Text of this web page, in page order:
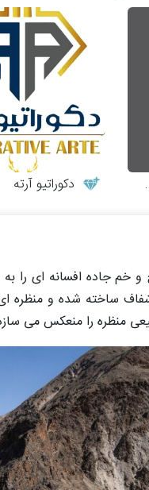
دکوراتیو آرته
ساخته شده و منظره ای
منظره را منعکس می